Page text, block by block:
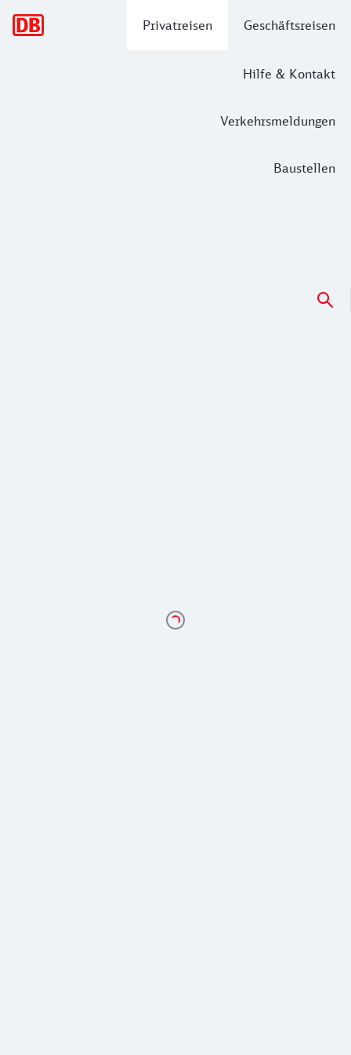
Privatreisen Geschäftsreisen
Hilfe & Kontakt
Verkehrsmeldungen
Baustellen